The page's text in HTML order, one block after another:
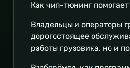
Как чип-тюнинг
Владельцы и операторы
дорогостоящее
работы грузовика, но и